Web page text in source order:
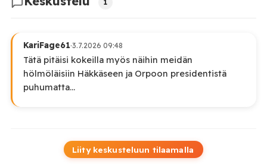
1
KariFage61·3.7.2026 09:48
Tätä pitäisi kokeilla myös näihin meidän
hölmöläisiin Häkkäseen ja Orpoon presidentistä
puhumatta...
Liity keskusteluun tilaamalla